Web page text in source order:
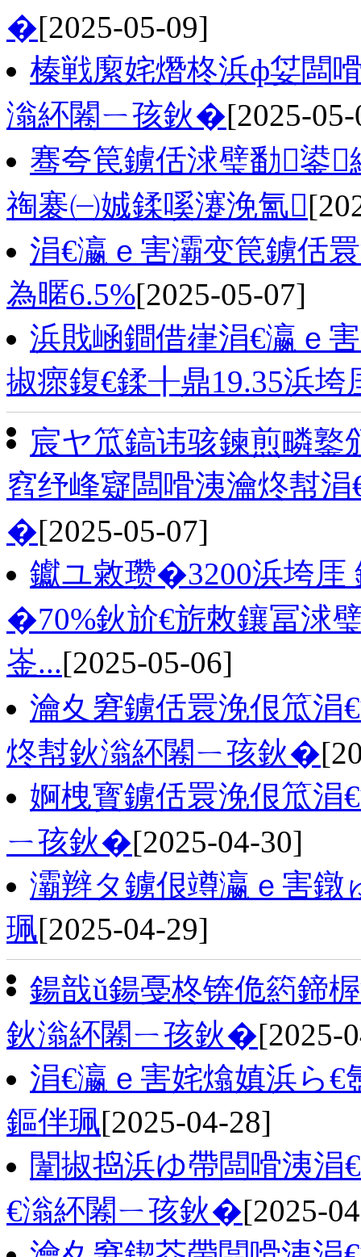
�[2025-05-09]
榛戦緳姹熸柊浜ф姇闆
滃紑闂ㄧ孩鈥�[2025-
骞夸笢鐪佸浗璧勫鍙
祹褰㈠娍鍒嗘瀽浼氳
涓€瀛ｅ害灞变笢鐪佸
為暱6.5%[2025-05-07]
浜戝崡鐧借嵂涓€瀛ｅ
掓瘝鍑€鍒╂鼎19.35浜垮
宸ヤ笟鎬讳骇鍊煎疄鐜
窞纾峰寲闆嗗洟瀹炵幇
�[2025-05-07]
钀ユ敹瓒�3200浜垮厓
�70%鈥斺€旂敇鑲冨浗
崟...[2025-05-06]
瀹夊窘鐪佸睘浼佷笟涓
炵幇鈥滃紑闂ㄧ孩鈥�
婀栧寳鐪佸睘浼佷笟涓
ㄧ孩鈥�[2025-04-30]
灞辫タ鐪佷竴瀛ｅ害鐓
珮[2025-04-29]
鍚戠ǔ鍚戞柊锛佹箹鍗
鈥滃紑闂ㄧ孩鈥�[2025-
涓€瀛ｅ害姹熻嫃浜ら
鏂伴珮[2025-04-28]
闈掓捣浜ゆ帶闆嗗洟涓
€滃紑闂ㄧ孩鈥�[2025-